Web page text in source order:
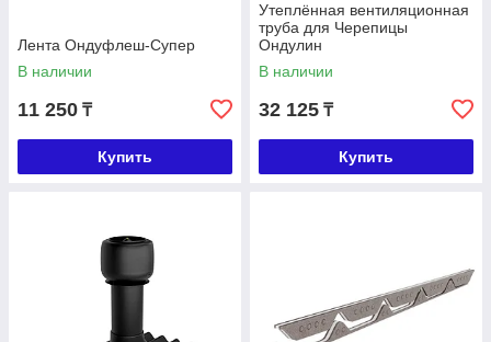
Лента Ондуфлеш-Супер
В наличии
11 250 ₸
Купить
Утеплённая вентиляционная
труба для Черепицы
Ондулин
В наличии
32 125 ₸
Купить